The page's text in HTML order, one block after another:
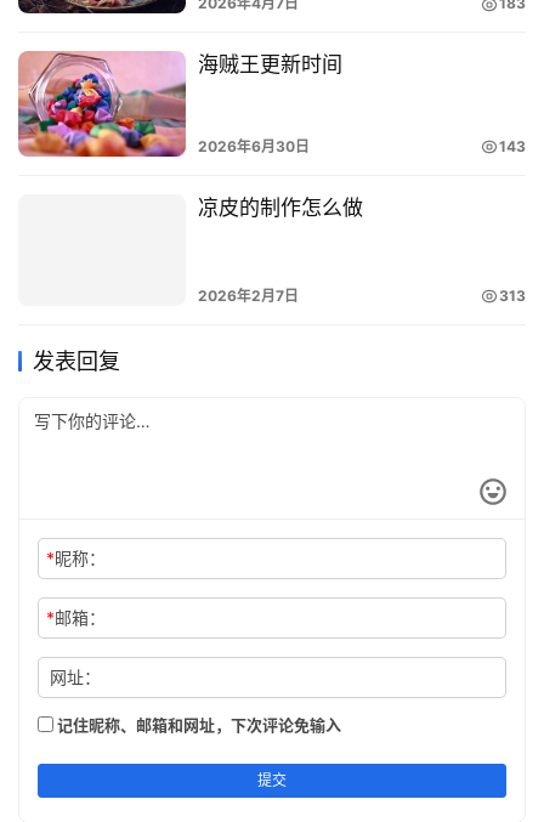
海贼王更新时间
2026年6月30日 143
凉皮的制作怎么做
2026年2月7日 313
发表回复
*昵称：
*邮箱：
网址：
记住昵称、邮箱和网址，下次评论免输入
提交